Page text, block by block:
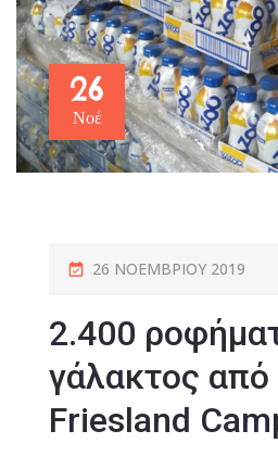
26
Νοέ
26 ΝΟΕΜΒΡΊΟΥ 2019
2.400
γάλακτος από
Friesland